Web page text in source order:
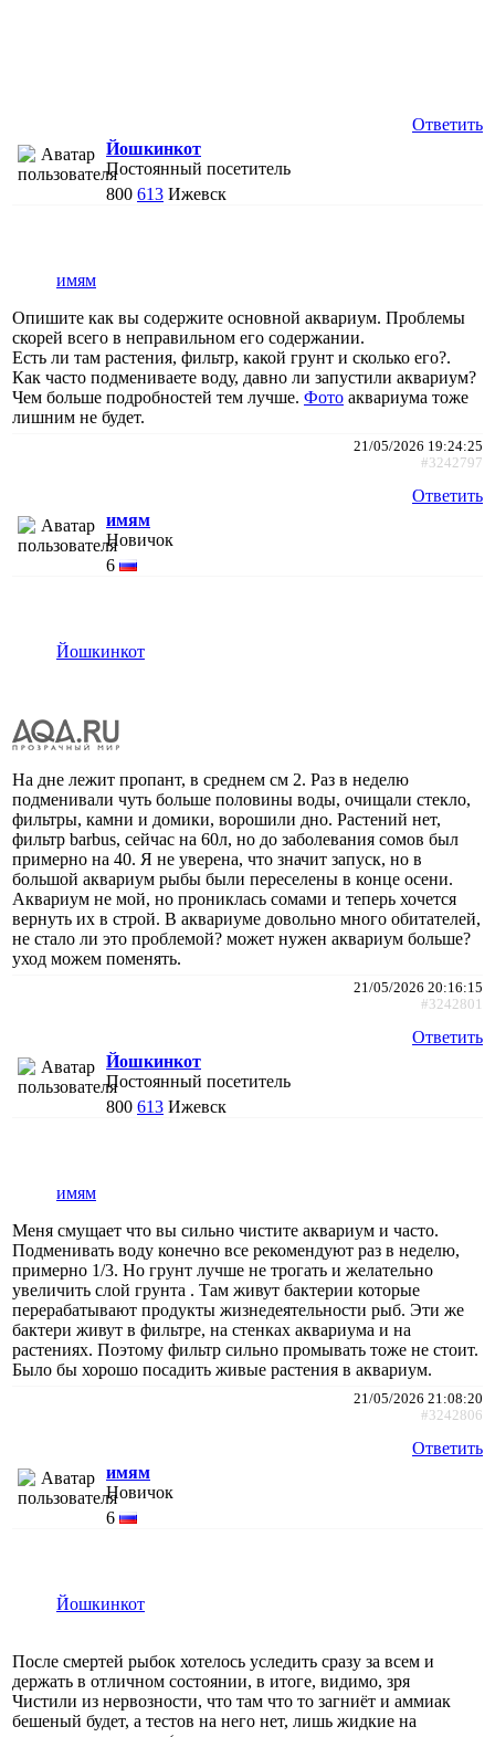
Ответить
Йошкинкот
Постоянный посетитель
800 613 Ижевск
имям
Опишите как вы содержите основной аквариум. Проблемы
скорей всего в неправильном его содержании.
Есть ли там растения, фильтр, какой грунт и сколько его?.
Как часто подмениваете воду, давно ли запустили аквариум?
Чем больше подробностей тем лучше. Фото аквариума тоже
лишним не будет.
21/05/2026 19:24:25
#3242797
Ответить
имям
Новичок
6
Йошкинкот
На дне лежит пропант, в среднем см 2. Раз в неделю
подменивали чуть больше половины воды, очищали стекло,
фильтры, камни и домики, ворошили дно. Растений нет,
фильтр barbus, сейчас на 60л, но до заболевания сомов был
примерно на 40. Я не уверена, что значит запуск, но в
большой аквариум рыбы были переселены в конце осени.
Аквариум не мой, но прониклась сомами и теперь хочется
вернуть их в строй. В аквариуме довольно много обитателей,
не стало ли это проблемой? может нужен аквариум больше?
уход можем поменять.
21/05/2026 20:16:15
#3242801
Ответить
Йошкинкот
Постоянный посетитель
800 613 Ижевск
имям
Меня смущает что вы сильно чистите аквариум и часто.
Подменивать воду конечно все рекомендуют раз в неделю,
примерно 1/3. Но грунт лучше не трогать и желательно
увеличить слой грунта . Там живут бактерии которые
перерабатывают продукты жизнедеятельности рыб. Эти же
бактери живут в фильтре, на стенках аквариума и на
растениях. Поэтому фильтр сильно промывать тоже не стоит.
Было бы хорошо посадить живые растения в аквариум.
21/05/2026 21:08:20
#3242806
Ответить
имям
Новичок
6
Йошкинкот
После смертей рыбок хотелось уследить сразу за всем и
держать в отличном состоянии, в итоге, видимо, зря
Чистили из нервозности, что там что то загниёт и аммиак
бешеный будет, а тестов на него нет, лишь жидкие на